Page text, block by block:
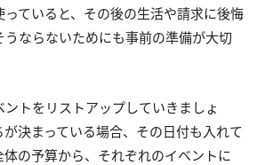
ていると、その後の生活や請求に後悔
ならないためにも事前の準備が大切
トをリストアップしていきましょ
決まっている場合、その日付も入れて
の予算から、それぞれのイベントに